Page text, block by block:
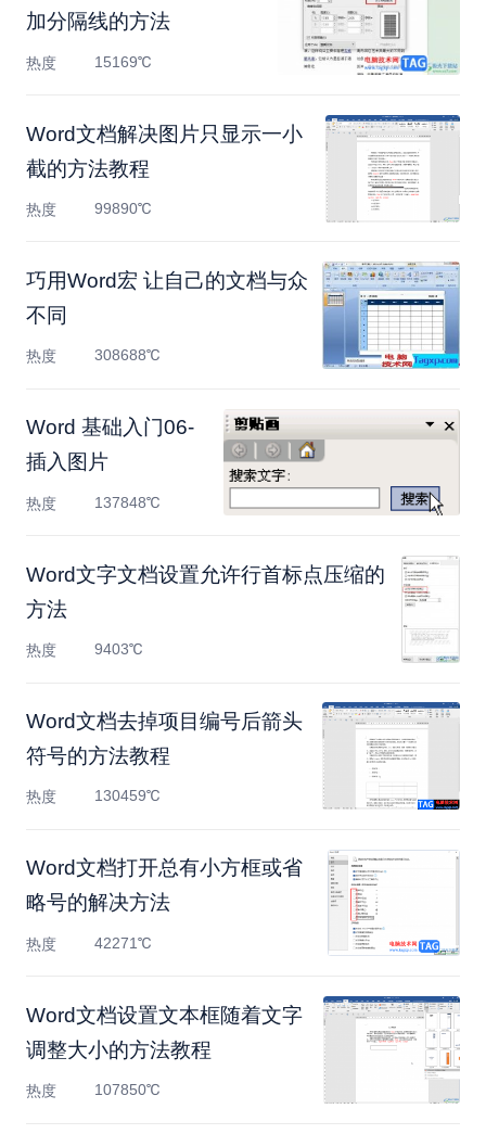
加分隔线的方法
热度 15169℃
Word文档解决图片只显示一小
截的方法教程
热度 99890℃
巧用Word宏 让自己的文档与众
不同
热度 308688℃
Word 基础入门06-
插入图片
热度 137848℃
Word文字文档设置允许行首标点压缩的
方法
热度 9403℃
Word文档去掉项目编号后箭头
符号的方法教程
热度 130459℃
Word文档打开总有小方框或省
略号的解决方法
热度 42271℃
Word文档设置文本框随着文字
调整大小的方法教程
热度 107850℃